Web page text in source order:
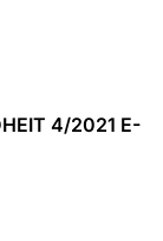
4/2021 E-